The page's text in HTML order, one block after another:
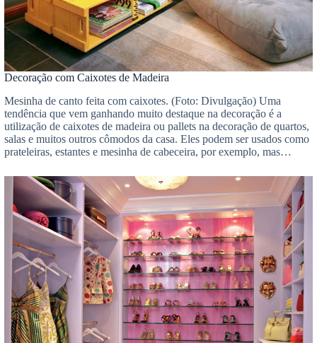
Decoração com Caixotes de Madeira
Mesinha de canto feita com caixotes. (Foto: Divulgação) Uma
tendência que vem ganhando muito destaque na decoração é a
utilização de caixotes de madeira ou pallets na decoração de quartos,
salas e muitos outros cômodos da casa. Eles podem ser usados como
prateleiras, estantes e mesinha de cabeceira, por exemplo, mas…